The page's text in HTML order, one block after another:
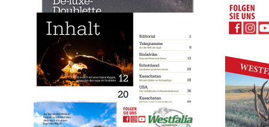
2025/02
12,00 €
inkl. MwSt. zzgl. Versand
Auswählen